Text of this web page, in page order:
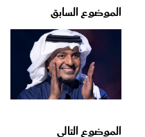
الموضوع السابق
الموضوع التالى